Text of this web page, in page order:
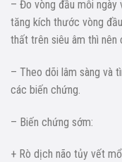
– Đo vòng đầu mỗi ngày
tăng kích thước vòng
thất trên siêu âm thì nên
– Theo dõi lâm sàng và
các biến chứng.
– Biến chứng sớm:
+ Rò dịch não tủy vết